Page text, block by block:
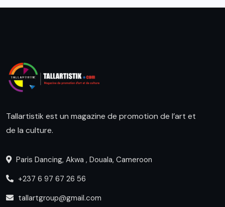
Tallartistik est un magazine de promotion de l’art et
de la culture.
Paris Dancing, Akwa , Douala, Cameroon
+237 6 97 67 26 56
tallartgroup@gmail.com